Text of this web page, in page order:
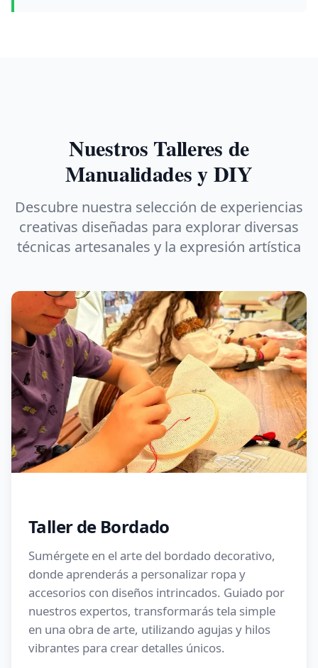
Nuestros Talleres de
Manualidades y DIY
Descubre nuestra selección de experiencias
creativas diseñadas para explorar diversas
técnicas artesanales y la expresión artística
Taller de Bordado
Sumérgete en el arte del bordado decorativo,
donde aprenderás a personalizar ropa y
accesorios con diseños intrincados. Guiado por
nuestros expertos, transformarás tela simple
en una obra de arte, utilizando agujas y hilos
vibrantes para crear detalles únicos.